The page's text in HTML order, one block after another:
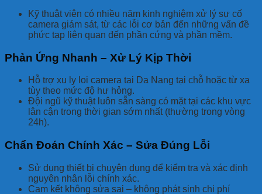
Kỹ thuật viên có nhiều năm kinh nghiệm xử lý sự cố
camera giám sát, từ các lỗi cơ bản đến những vấn đề
phức tạp liên quan đến phần cứng và phần mềm.
Phản Ứng Nhanh – Xử Lý Kịp Thời
Hỗ trợ xu ly loi camera tai Da Nang tại chỗ hoặc từ xa
tùy theo mức độ hư hỏng.
Đội ngũ kỹ thuật luôn sẵn sàng có mặt tại các khu vực
lân cận trong thời gian sớm nhất (thường trong vòng
24h).
Chẩn Đoán Chính Xác – Sửa Đúng Lỗi
Sử dụng thiết bị chuyên dụng để kiểm tra và xác định
nguyên nhân lỗi chính xác.
Cam kết không sửa sai – không phát sinh chi phí